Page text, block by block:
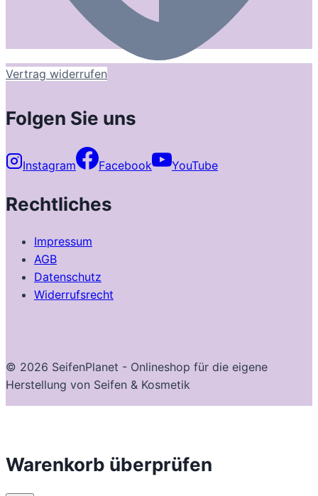
Vertrag widerrufen
Folgen Sie uns
Instagram Facebook YouTube
Rechtliches
Impressum
AGB
Datenschutz
Widerrufsrecht
© 2026 SeifenPlanet - Onlineshop für die eigene
Herstellung von Seifen & Kosmetik
Warenkorb überprüfen